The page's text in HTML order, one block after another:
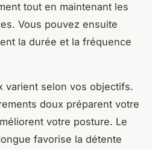
tout en maintenant les
Vous pouvez ensuite
la durée et la fréquence
varient selon vos objectifs.
doux préparent votre
votre posture. Le
favorise la détente